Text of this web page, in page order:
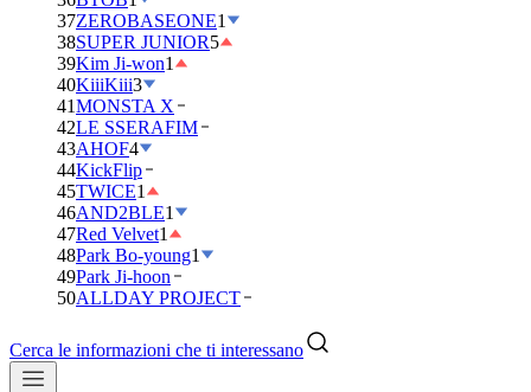
37ZEROBASEONE1
38SUPER JUNIOR5
39Kim Ji-won1
40KiiiKiii3
41MONSTA X
42LE SSERAFIM
43AHOF4
44KickFlip
45TWICE1
46AND2BLE1
47Red Velvet1
48Park Bo-young1
49Park Ji-hoon
50ALLDAY PROJECT
Cerca le informazioni che ti interessano